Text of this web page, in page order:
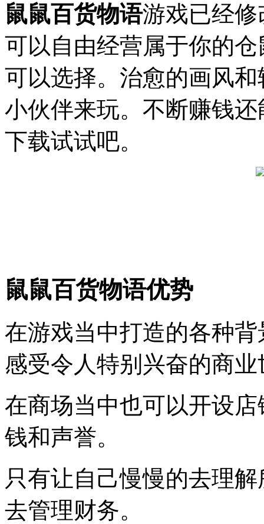
鼠鼠百货物语游戏已经
可以自由经营属于你的
可以选择。治愈的画风
小伙伴来玩。不断赚钱
下载试试吧。
鼠鼠百货物语优势
在游戏当中打造的各种
感受令人特别兴奋的商业
在商场当中也可以开设
钱和声誉。
只有让自己慢慢的去理
去管理财务。